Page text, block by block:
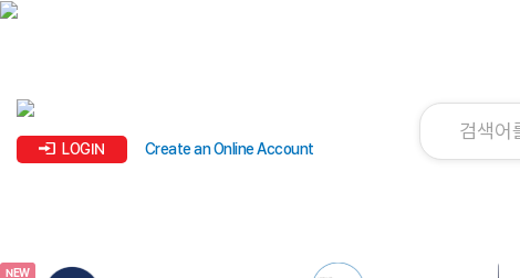
LOGIN Create an Online Account